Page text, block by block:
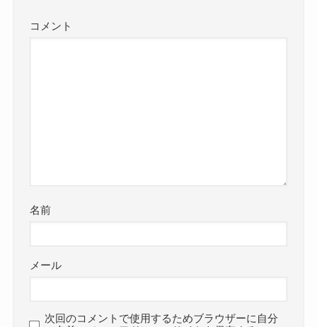
コメント
名前
メール
次回のコメントで使用するためブラウザーに自分